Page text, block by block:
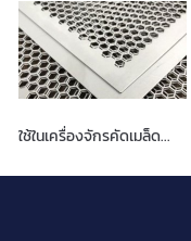
ใช้ในเครื่องจักรคัดเมล็ด...